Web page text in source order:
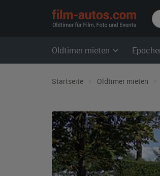
film-
Oldtimer mieten
Startseite Oldtimer mieten